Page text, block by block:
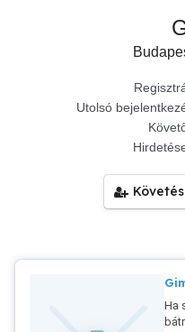
Utolsó
Követés
Ha